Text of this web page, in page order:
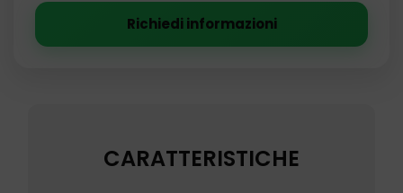
Richiedi informazioni
CARATTERISTICHE